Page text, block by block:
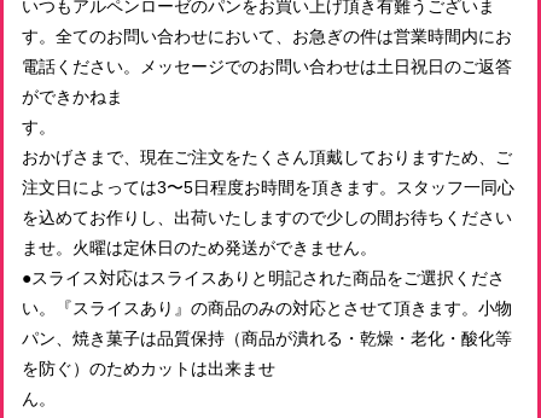
いつもアルペンローゼのパンをお買い上げ頂き有難うございま
す。全てのお問い合わせにおいて、お急ぎの件は営業時間内にお
電話ください。メッセージでのお問い合わせは土日祝日のご返答
ができかねま
す
おかげさまで、現在ご注文をたくさん頂戴しておりますため、ご
注文日によっては3〜5日程度お時間を頂きます。スタッフ一同心
を込めてお作りし、出荷いたしますので少しの間お待ちください
ませ。火曜は定休日のため発送ができません。
●スライス対応はスライスありと明記された商品をご選択くださ
い。『スライスあり』の商品のみの対応とさせて頂きます。小物
パン、焼き菓子は品質保持（商品が潰れる・乾燥・老化・酸化等
を防ぐ）のためカットは出来ませ
ん